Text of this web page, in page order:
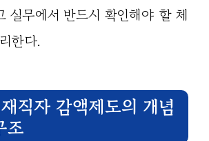
실무에서 반드시 확인해야 할 체
한다.
직자 감액제도의 개념
조